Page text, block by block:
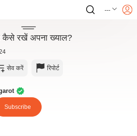
---
कैसे रखें अपना ख्याल?
सेव करें रिपोर्ट
Subscribe